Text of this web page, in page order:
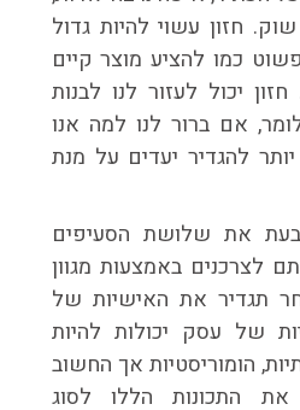
חזון עשוי להיות גדול
פשוט כמו להציע מוצר קיים
יכול לעזור לנו לבנות
אם ברור לנו למה אנו
יותר להגדיר יעדים על מנת
את שלושת הסעיפים
לצרכנים באמצעות מגוון
תגדיר את האישיות של
של עסק יכולות להיות
הומוריסטיות אך החשוב
התכונות הללו לסוג